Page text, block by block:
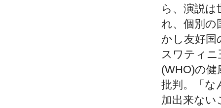
ら、演説
れ、個別の
かし友好国
スワティニ
(WHO)の
批判。「な
加出来ない